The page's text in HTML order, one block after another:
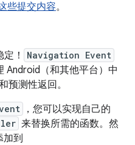
些提交内容。
！ Navigation Event
Android（和其他平台）中
预测性返回。
，您可以实现自己的
来替换所需的函数。然
加到